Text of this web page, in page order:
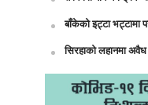
बाँकेको इट्टा भट्टामा
सिरहाको लहानमा